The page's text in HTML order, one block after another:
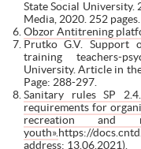
State Social
Media, 2020. 252 pages.
Obzor Antitrening
Prutko G.V. Support
training teachers-
University. Article in
Page: 288-297.
Sanitary rules SP
requirements for
recreation and
youth».https://
address: 13.06.2021).